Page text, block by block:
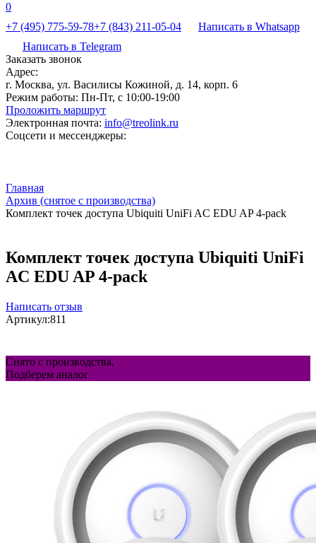
0
+7 (495) 775-59-78+7 (843) 211-05-04
Написать в Whatsapp
Написать в Telegram
Заказать звонок
Адрес:
г. Москва, ул. Василисы Кожиной, д. 14, корп. 6
Режим работы: Пн-Пт, с 10:00-19:00
Проложить маршрут
Электронная почта: info@treolink.ru
Соцсети и мессенджеры:
Главная
Архив (снятое с производства)
Комплект точек доступа Ubiquiti UniFi AC EDU AP 4-pack
Комплект точек доступа Ubiquiti UniFi
AC EDU AP 4-pack
Написать отзыв
Артикул:811
Снято с производства,
Подберем аналог